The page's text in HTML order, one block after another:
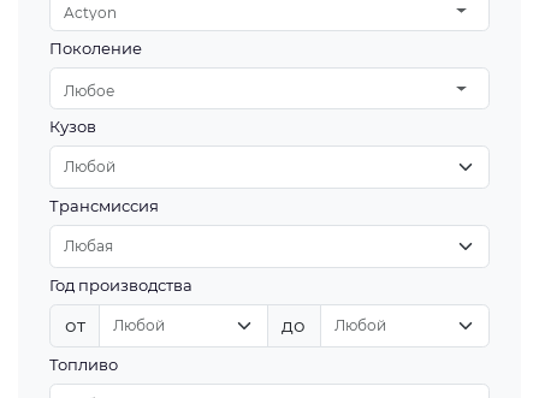
Actyon
Поколение
Любое
Кузов
Трансмиссия
Год производства
от до
Топливо